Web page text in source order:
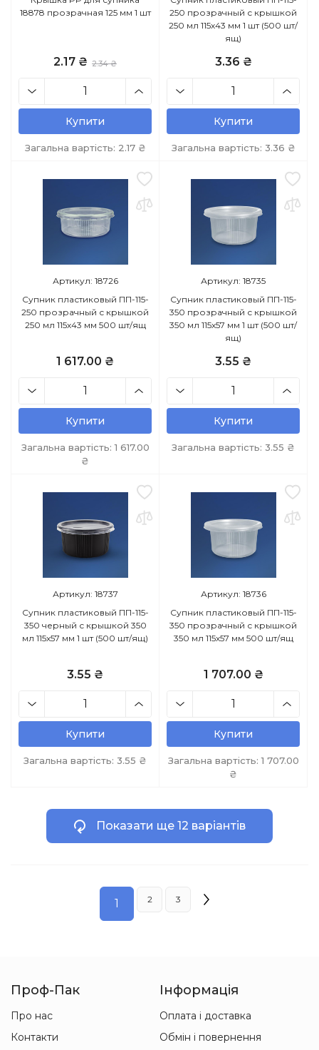
18878 прозрачная 125 мм 1 шт
2.17 ₴ 2.34 ₴
Купити
Загальна вартість: 2.17₴
250 прозрачный с крышкой
250 мл 115х43 мм 1 шт (500 шт/
ящ)
3.36 ₴
Купити
Загальна вартість: 3.36 ₴
Артикул: 18726
Супник пластиковый ПП-115-
250 прозрачный с крышкой
250 мл 115х43 мм 500 шт/ящ
1 617.00 ₴
Купити
Загальна вартість:1 617.00
₴
Артикул: 18735
Супник пластиковый ПП-115-
350 прозрачный с крышкой
350 мл 115х57 мм 1 шт (500 шт/
ящ)
3.55 ₴
Купити
Загальна вартість: 3.55 ₴
Артикул: 18737
Супник пластиковый ПП-115-
350 черный с крышкой 350
мл 115х57 мм 1 шт (500 шт/ящ)
3.55 ₴
Купити
Загальна вартість: 3.55 ₴
Артикул: 18736
Супник пластиковый ПП-115-
350 прозрачный с крышкой
350 мл 115х57 мм 500 шт/ящ
1 707.00 ₴
Купити
Загальна вартість:1 707.00
₴
Показати ще 12 варіантів
1 2 3
Проф-Пак
Про нас
Контакти
Інформація
Оплата і доставка
Обмін і повернення